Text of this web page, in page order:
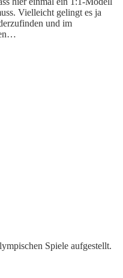
Vielleicht gelingt es ja
und im
Spiele aufgestellt.